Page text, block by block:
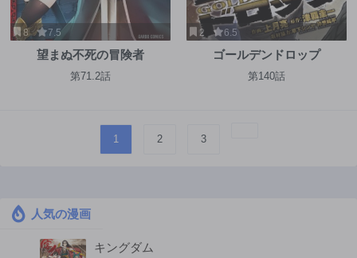
8 7.5
望まぬ不死の冒険者
第71.2話
2 6.5
ゴールデンドロップ
第140話
1 2 3
人気の漫画
キングダム